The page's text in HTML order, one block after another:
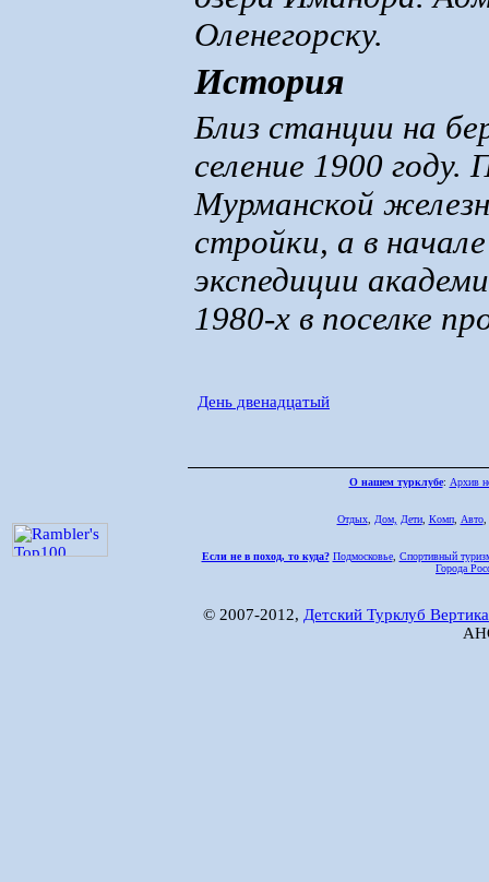
Оленегорску.
История
Близ станции на
селение 1900 году.
Мурманской
стройки, а в
экспедиции
1980-х в поселке
День двенадцатый
О нашем турклубе: Архив
Отдых, Дом, Дети, Комп, Авто,
Если не в поход, то куда? Подмосковье, Спортивный
Города
© 2007-2012, Детский Турклуб